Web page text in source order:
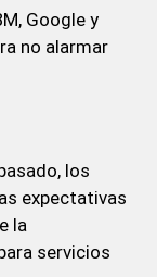
Google y
no alarmar
los
expectativas
la
servicios